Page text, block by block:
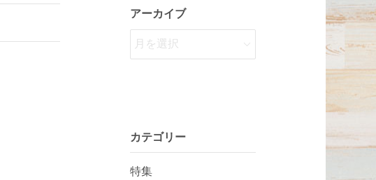
アーカイブ
カテゴリー
特集